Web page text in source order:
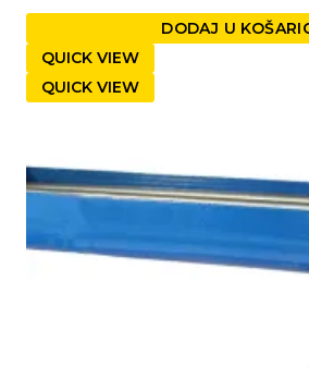
DODAJ U
QUICK VIEW
QUICK VIEW